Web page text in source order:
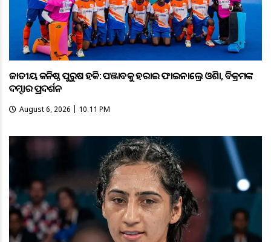
ଜାତୀୟ କନିଷ୍ଠ ପୁରୁଷ ହକି: ପଞ୍ଜାବକୁ ହରାଇ ଫାଇନାଲ୍ରେ ଓଡ଼ିଶା, ବିକ୍ରମଙ୍କ
ଦମ୍ଦାର ପ୍ରଦର୍ଶନ
August 6, 2026 | 10:11 PM